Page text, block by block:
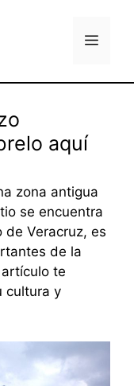
Menú
aquí
zona antigua
se encuentra
de Veracruz, es
de la
te
cultura y